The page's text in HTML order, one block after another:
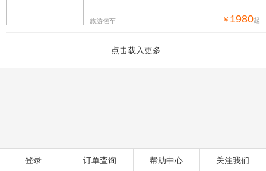
旅游包车 ￥ 1980起
登录 订单查询 帮助中心 关注我们